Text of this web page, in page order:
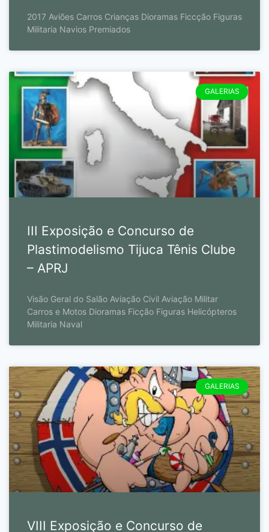
2017 Aviões Carros Crianças Dioramas Ficcção Figuras
Militaria Navios Premiados
GALERIAS
III Exposição e Concurso de
Plastimodelismo Tijuca Tênis Clube
– APRJ
Visão Geral do Salão Aviação Civil Aviação Militar
Carros e Motos Dioramas Ficção Figuras Helicópteros
Militaria Naval
GALERIAS
VIII Exposição e Concurso de